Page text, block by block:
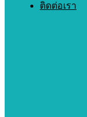
ติดต่อเรา